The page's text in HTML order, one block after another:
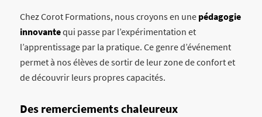
Chez Corot Formations, nous croyons en une pédagogie
innovantequi passe par l’expérimentation et
l’apprentissage par la pratique. Ce genre d’événement
permet à nos élèves de sortir de leur zone de confort et
de découvrir leurs propres capacités.
Des remerciements chaleureux